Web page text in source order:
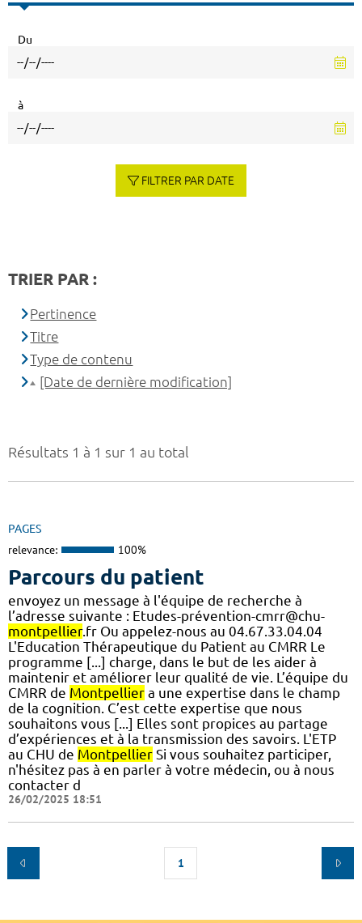
Résultats 1 à 1 sur 1 au total
PAGES
relevance: 100%
Parcours du patient
envoyez un message à l'équipe de recherche à
l’adresse suivante : Etudes-prévention-cmrr@chu-
montpellier.fr Ou appelez-nous au 04.67.33.04.04
L'Education Thérapeutique du Patient au CMRR Le
programme [...] charge, dans le but de les aider à
maintenir et améliorer leur qualité de vie. L’équipe du
CMRR de Montpellier a une expertise dans le champ
de la cognition. C’est cette expertise que nous
souhaitons vous [...] Elles sont propices au partage
d’expériences et à la transmission des savoirs. L'ETP
au CHU de Montpellier Si vous souhaitez participer,
n'hésitez pas à en parler à votre médecin, ou à nous
contacter d
26/02/2025 18:51
1
Du
à
FILTRER PAR DATE
TRIER PAR :
Pertinence
Titre
Type de contenu
[Date de dernière modification]